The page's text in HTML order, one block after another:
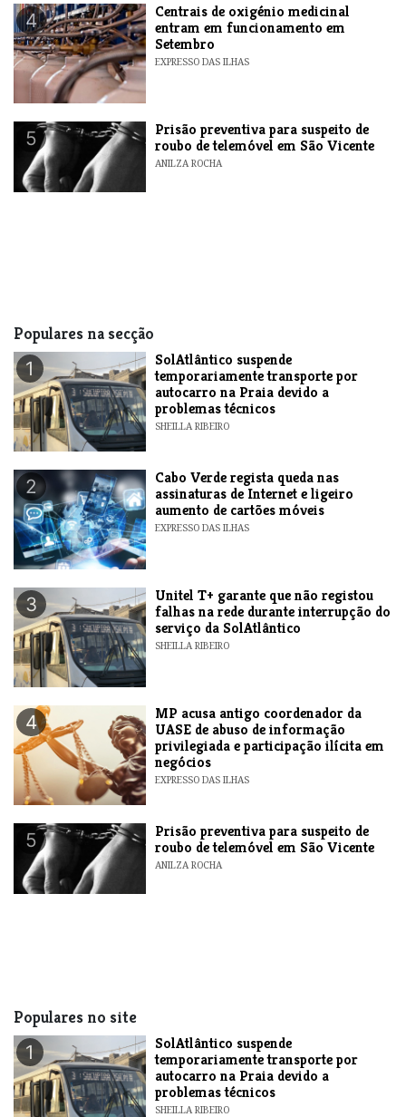
4
Centrais de oxigénio medicinal
entram em funcionamento em
Setembro
EXPRESSO DAS ILHAS
5
Prisão preventiva para suspeito de
roubo de telemóvel em São Vicente
ANILZA ROCHA
Populares na secção
1
SolAtlântico suspende
temporariamente transporte por
autocarro na Praia devido a
problemas técnicos
SHEILLA RIBEIRO
2
Cabo Verde regista queda nas
assinaturas de Internet e ligeiro
aumento de cartões móveis
EXPRESSO DAS ILHAS
3
Unitel T+ garante que não registou
falhas na rede durante interrupção do
serviço da SolAtlântico
SHEILLA RIBEIRO
4
MP acusa antigo coordenador da
UASE de abuso de informação
privilegiada e participação ilícita em
negócios
EXPRESSO DAS ILHAS
5
Prisão preventiva para suspeito de
roubo de telemóvel em São Vicente
ANILZA ROCHA
Populares no site
1
SolAtlântico suspende
temporariamente transporte por
autocarro na Praia devido a
problemas técnicos
SHEILLA RIBEIRO